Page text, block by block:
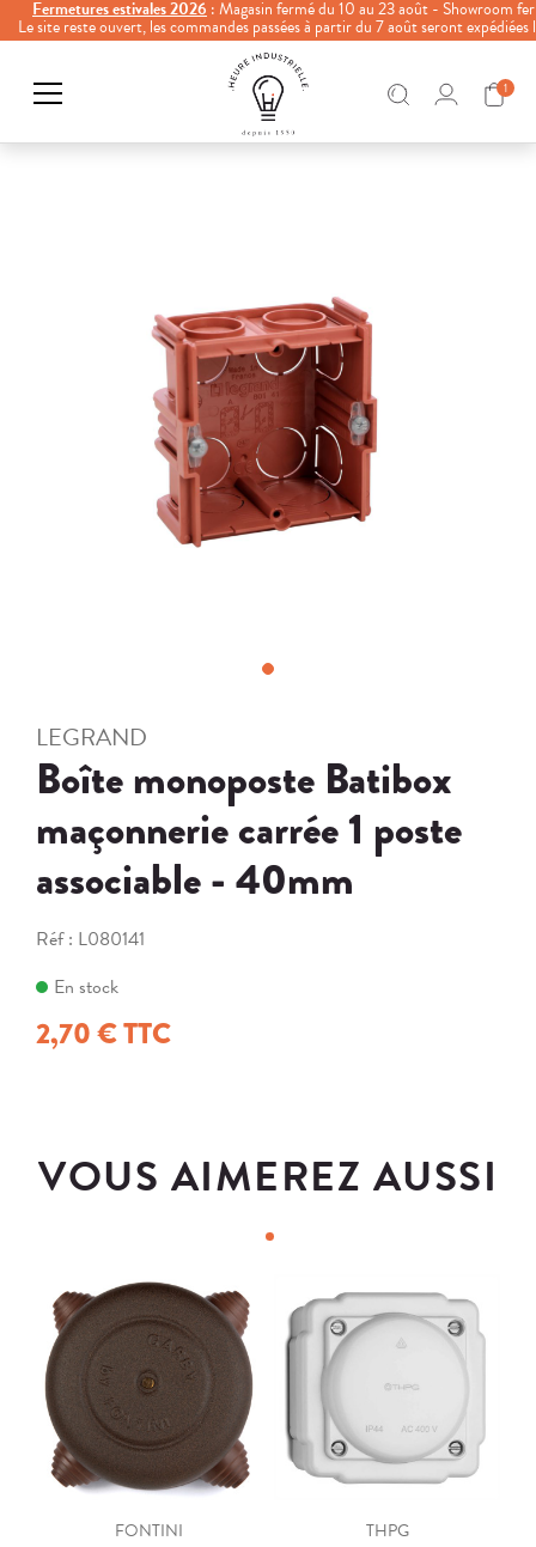
LEGRAND
Boîte monoposte Batibox
maçonnerie carrée 1 poste
associable - 40mm
Réf : L080141
En stock
2,70 € TTC
VOUS AIMEREZ AUSSI
FONTINI THPG
Fermetures estivales 2026 : Magasin fermé du 10 au 23 août - Showroom
Le site reste ouvert, les commandes passées à partir du 7 août seront
1